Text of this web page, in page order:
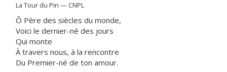
La Tour du Pin — CNPL
Ô Père des siècles du monde,
Voici le dernier-né des jours
Qui monte
À travers nous, à la rencontre
Du Premier-né de ton amour.